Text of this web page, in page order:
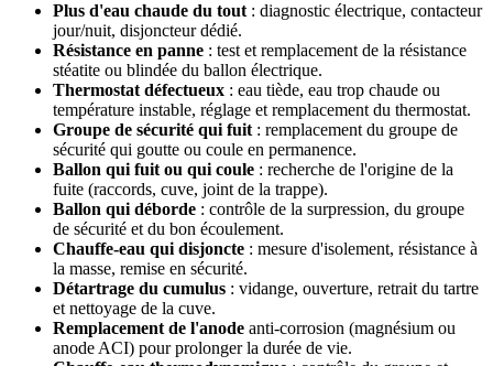
Plus d'eau chaude du tout : diagnostic électrique, contacteur
jour/nuit, disjoncteur dédié.
Résistance en panne : test et remplacement de la résistance
stéatite ou blindée du ballon électrique.
Thermostat défectueux : eau tiède, eau trop chaude ou
température instable, réglage et remplacement du thermostat.
Groupe de sécurité qui fuit : remplacement du groupe de
sécurité qui goutte ou coule en permanence.
Ballon qui fuit ou qui coule : recherche de l'origine de la
fuite (raccords, cuve, joint de la trappe).
Ballon qui déborde : contrôle de la surpression, du groupe
de sécurité et du bon écoulement.
Chauffe-eau qui disjoncte : mesure d'isolement, résistance à
la masse, remise en sécurité.
Détartrage du cumulus : vidange, ouverture, retrait du tartre
et nettoyage de la cuve.
Remplacement de l'anode anti-corrosion (magnésium ou
anode ACI) pour prolonger la durée de vie.